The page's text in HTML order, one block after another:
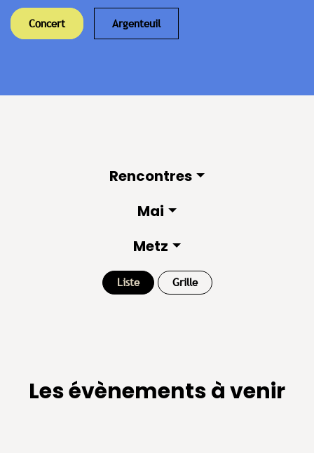
Concert Argenteuil
Rencontres
Mai
Metz
Liste Grille
Les évènements à venir